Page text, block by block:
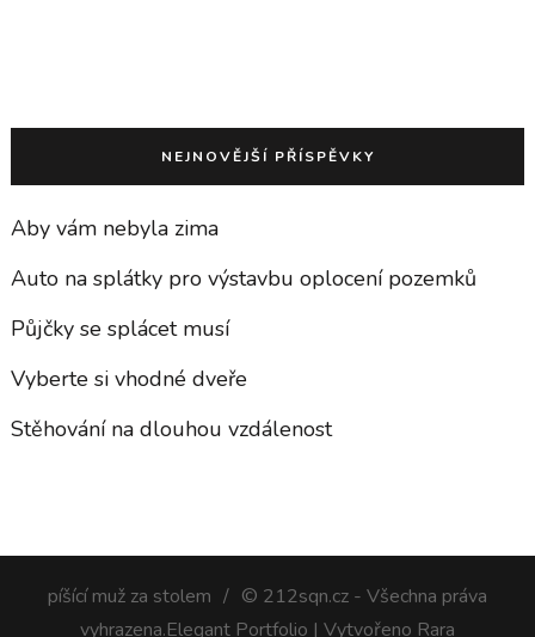
NEJNOVĚJŠÍ PŘÍSPĚVKY
Aby vám nebyla zima
Auto na splátky pro výstavbu oplocení pozemků
Půjčky se splácet musí
Vyberte si vhodné dveře
Stěhování na dlouhou vzdálenost
píšící muž za stolem
© 212sqn.cz - Všechna práva
vyhrazena.Elegant Portfolio | Vytvořeno Rara